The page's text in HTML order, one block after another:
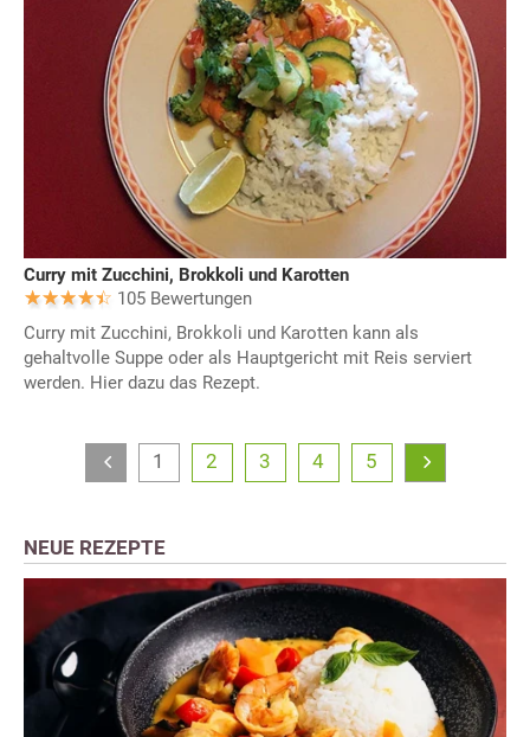
Curry mit Zucchini, Brokkoli und Karotten
105 Bewertungen
Curry mit Zucchini, Brokkoli und Karotten kann als
gehaltvolle Suppe oder als Hauptgericht mit Reis serviert
werden. Hier dazu das Rezept.
1 2 3 4 5
NEUE REZEPTE